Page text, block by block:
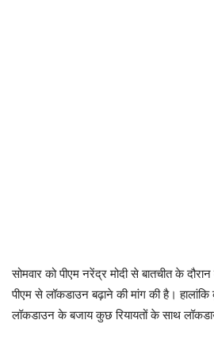
सोमवार को पीएम नरेंद्र मोदी से बातचीत के
पीएम से लॉकडाउन बढ़ाने की मांग की है। हालांकि
लॉकडाउन के बजाय कुछ रियायतों के साथ